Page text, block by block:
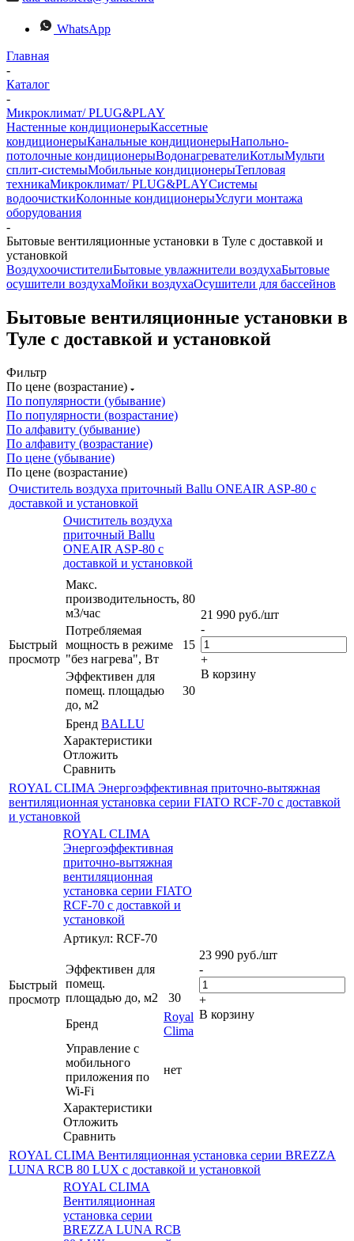
WhatsApp
Главная
-
Каталог
-
Микроклимат/ PLUG&PLAY
Настенные кондиционерыКассетные
кондиционерыКанальные кондиционерыНапольно-
потолочные кондиционерыВодонагревателиКотлыМульти
сплит-системыМобильные кондиционерыТепловая
техникаМикроклимат/ PLUG&PLAYСистемы
водоочисткиКолонные кондиционерыУслуги монтажа
оборудования
-
Бытовые вентиляционные установки в Туле с доставкой и
установкой
ВоздухоочистителиБытовые увлажнители воздухаБытовые
осушители воздухаМойки воздухаОсушители для бассейнов
Бытовые вентиляционные установки в
Туле с доставкой и установкой
Фильтр
По цене (возрастание)
По популярности (убывание)
По популярности (возрастание)
По алфавиту (убывание)
По алфавиту (возрастание)
По цене (убывание)
По цене (возрастание)
Очиститель воздуха приточный Ballu ONEAIR ASP-80 с
доставкой и установкой
Быстрый
просмотр
Очиститель воздуха
приточный Ballu
ONEAIR ASP-80 с
доставкой и установкой
Макс.
производительность,
м3/час
80
Потребляемая
мощность в режиме
"без нагрева", Вт
15
Эффективен для
помещ. площадью
до, м2
30
Бренд BALLU
Характеристики
Отложить
Сравнить
21 990 руб./шт
-
+
В корзину
ROYAL CLIMA Энергоэффективная приточно-вытяжная
вентиляционная установка серии FIATO RCF-70 с доставкой
и установкой
Быстрый
просмотр
ROYAL CLIMA
Энергоэффективная
приточно-вытяжная
вентиляционная
установка серии FIATO
RCF-70 с доставкой и
установкой
Артикул: RCF-70
Эффективен для
помещ.
площадью до, м2
30
Бренд
Royal
Clima
Управление c
мобильного
приложения по
Wi-Fi
нет
Характеристики
Отложить
Сравнить
23 990 руб./шт
-
+
В корзину
ROYAL CLIMA Вентиляционная установка серии BREZZA
LUNA RCB 80 LUX с доставкой и установкой
ROYAL CLIMA
Вентиляционная
установка серии
BREZZA LUNA RCB